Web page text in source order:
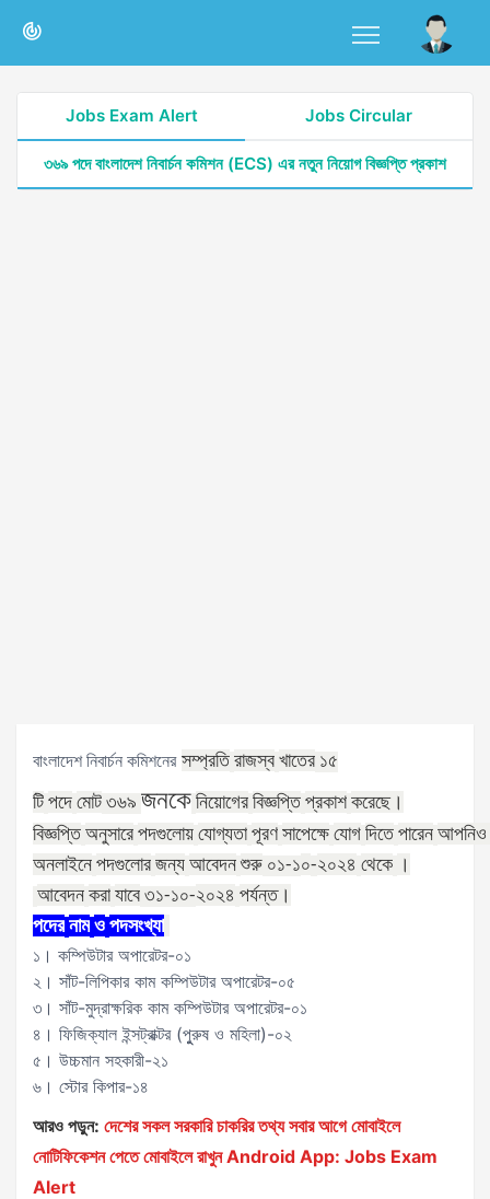
Jobs Exam Alert Jobs Circular
৩৬৯ পদে বাংলাদেশ নিবার্চন কমিশন (ECS) এর নতুন নিয়োগ বিজ্ঞপ্তি প্রকাশ
বাংলাদেশ নিবার্চন কমিশনের সম্প্রতি রাজস্ব খাতের ১৫
টি পদে মোট ৩৬৯ জনকে নিয়োগের বিজ্ঞপ্তি প্রকাশ করেছে।
বিজ্ঞপ্তি অনুসারে পদগুলোয় যোগ্যতা পূরণ সাপেক্ষে যোগ দিতে পারেন
অনলাইনে পদগুলোর জন্য আবেদন শুরু ০১-১০-২০২৪ থেকে ।
আবেদন করা যাবে ৩১-১০-২০২৪ পর্যন্ত।
পদের নাম ও পদসংখ্যা
১। কম্পিউটার অপারেটর-০১
২। সাঁট-লিপিকার কাম কম্পিউটার অপারেটর-০৫
৩। সাঁট-মুদ্রাক্ষরিক কাম কম্পিউটার অপারেটর-০১
৪। ফিজিক্যাল ইন্সট্রাক্টর (পুুরুষ ও মহিলা)-০২
৫। উচ্চমান সহকারী-২১
৬। স্টোর কিপার-১৪
আরও পড়ুন: দেশের সকল সরকারি চাকরির তথ্য সবার আগে মোবাইলে
নোটিফিকেশন পেতে মোবাইলে রাখুন Android App: Jobs Exam
Alert